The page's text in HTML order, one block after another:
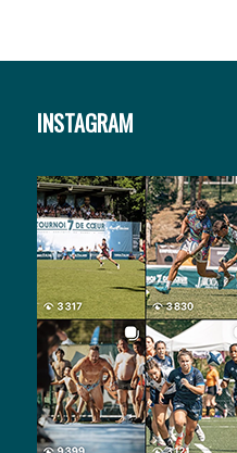
INSTAGRAM